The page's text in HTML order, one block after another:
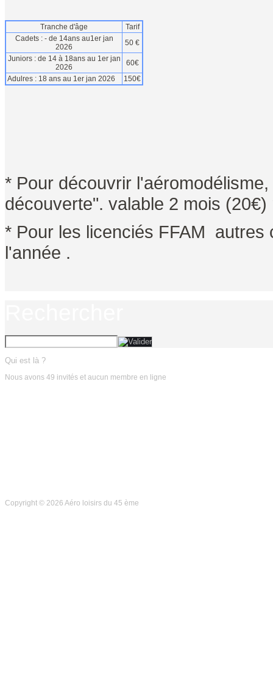
Tranche d'âge
Tarif
Cadets : - de 14ans au1er jan
2026
50 €
Juniors : de 14 à 18ans au 1er jan
2026
60€
Adulres : 18 ans au 1er jan 2026
150€
* Pour découvrir
découverte". valable 2 mois
* Pour les licenciés FFAM
l'année .
Qui est là ?
Nous avons 49 invités et aucun membre en ligne
Copyright © 2026 Aéro loisirs du 45 ème